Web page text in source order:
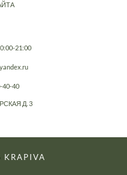
21:00
40-40
Д. 3
KRAPIVA